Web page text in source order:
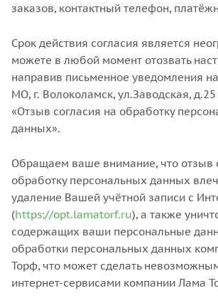
заказов, контактный телефон,
Срок действия согласия является
можете в любой момент отозвать
направив письменное уведомления
МO, г. Волоколамск, ул.Заводская,
«Отзыв согласия на обработку
данных».
Обращаем ваше внимание, что отзыв
обработку персональных данных
удаление Вашей учётной записи с
(https://opt.lamatorf.ru), а также
содержащих ваши персональные
обработки персональных данных
Торф, что может сделать
интернет-сервисами компании Лама